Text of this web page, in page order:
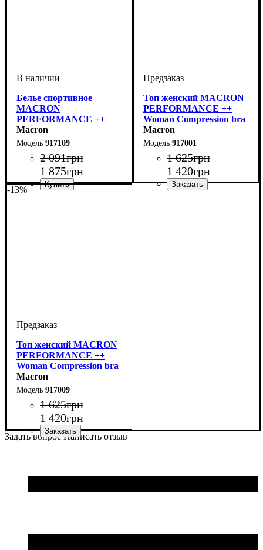
Белье спортивное
MACRON
PERFORMANCE ++
Women Compression
singlet (917109)
Macron
917109
2 091грн
1 875грн
Производитель
Цвет
Топ женский MACRON
PERFORMANCE ++
Woman Compression bra
(917001)
Macron
917001
1 625грн
1 420грн
-13%
Топ женский MACRON
PERFORMANCE ++
Woman Compression bra
(917009)
Macron
917009
1 625грн
1 420грн
Производитель: Macron
Цвет: Черный
Задать вопрос Написать отзыв